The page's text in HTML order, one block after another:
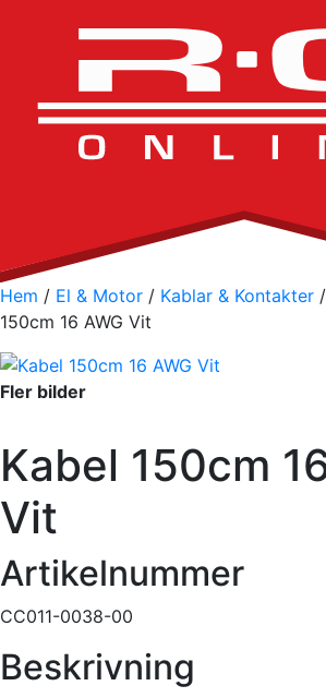
Hem / El & Motor / Kablar & Kontakter /
150cm 16 AWG Vit
Fler bilder
Kabel 150cm
Vit
Artikelnummer
CC011-0038-00
Beskrivning